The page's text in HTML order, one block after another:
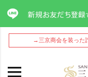
→三京商会を装った